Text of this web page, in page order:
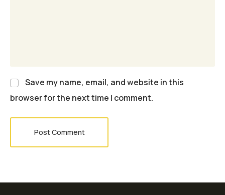
Save my name, email, and website in this
browser for the next time I comment.
Post Comment